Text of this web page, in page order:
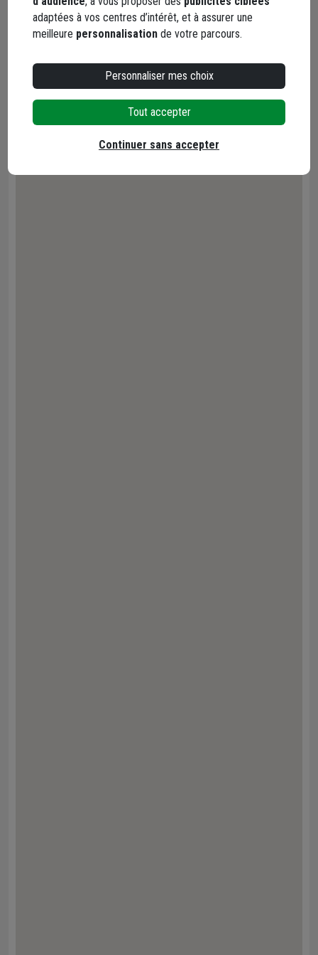
adaptées à vos centres d’intérêt, et à assurer une
meilleure personnalisation de votre parcours.
Personnaliser mes choix
Tout accepter
Continuer sans accepter